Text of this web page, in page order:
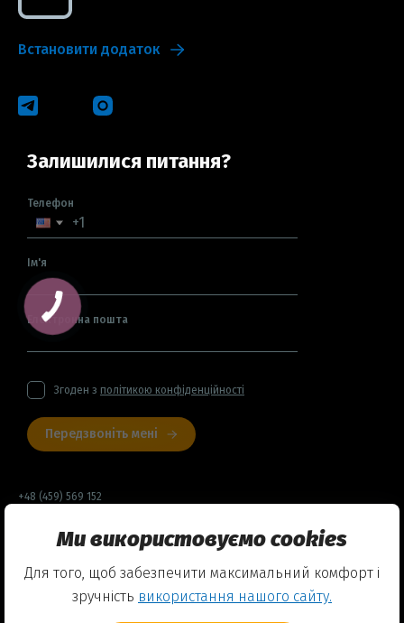
Встановити додаток
Залишилися питання?
Телефон
Ім'я
Електронна пошта
Згоден з політикою конфіденційності
Передзвоніть мені
+48 (459) 569 152
Договір оферти
Політика конфіденційності
Ми використовуємо cookies
Для того, щоб забезпечити максимальний комфорт і
зручність використання нашого сайту.